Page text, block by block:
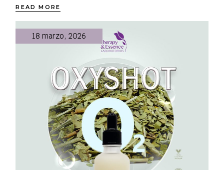
READ MORE
18 marzo, 2026